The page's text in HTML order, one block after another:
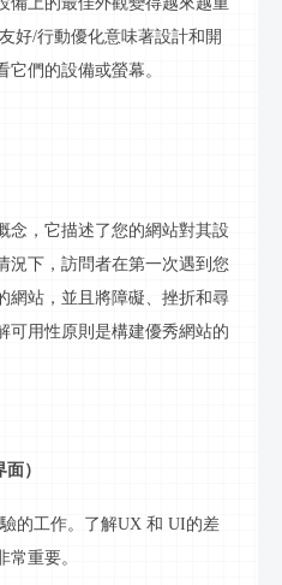
友好/行動優化意味著設計和開
它們的設備或螢幕。
念，它描述了您的網站對其設
況下，訪問者在第一次遇到您
網站，並且將障礙、挫折和尋
可用性原則是構建優秀網站的
）
的工作。了解UX 和 UI的差
重要。